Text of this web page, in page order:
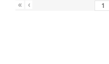
« ‹